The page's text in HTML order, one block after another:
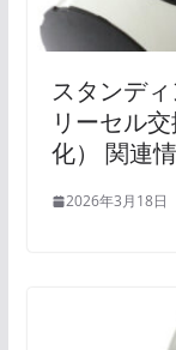
スタンデ
リーセル
化） 関連
2026年3月18日